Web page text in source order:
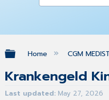
Expand/
Home CGM
Krankengeld
Last updated May 27, 2026